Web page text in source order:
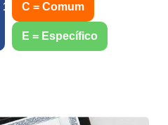
120 h.
C = Comum
E = Específico